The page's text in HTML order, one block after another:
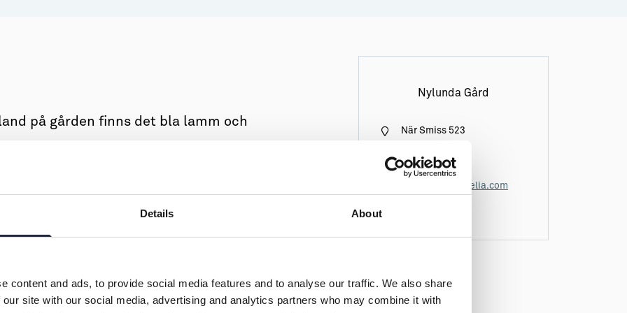
Details About
content and ads, to provide social media features and to analyse our traffic. We also share
site with our social media, advertising and analytics partners who may combine it with
på gården finns det bla lamm och
Nylunda Gård
När Smiss 523
0703061282
nylundagard@telia.com